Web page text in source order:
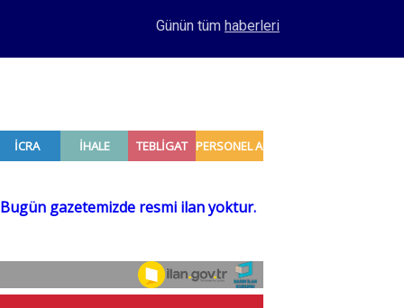
Konya'nın öncü firması atakta! Yeni yatırıma
Günün tüm haberleri